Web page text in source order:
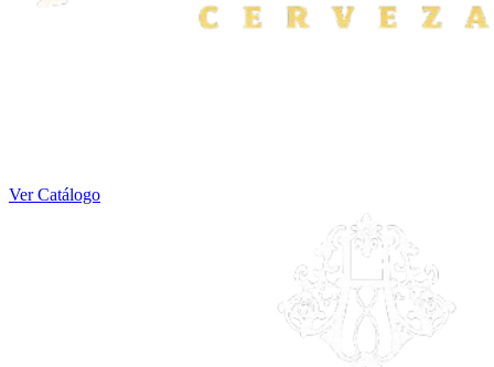
Ver Catálogo